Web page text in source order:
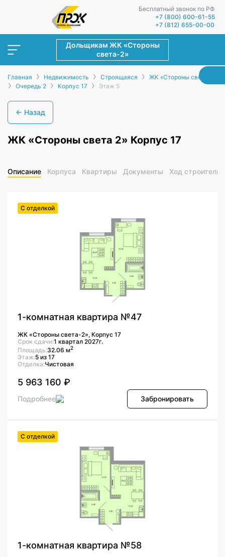
Бесплатный звонок по РФ
+7 (800) 600-61-55
+7 (812) 655-00-00
Дольщикам ЖК «Стороны
света-2»
Главная › Недвижимость › Строящаяся › ЖК «Стороны света-2»
› Очередь 2 › Корпус 17 › Этаж 5
← Назад
ЖК «Стороны света 2» Корпус 17
Описание Корпуса Квартиры Документы Ход
С отделкой
1-комнатная квартира №47
ЖК «Стороны света-2», Корпус 17
Срок сдачи:1 квартал 2027г.
Площадь:32.06 м2
Этаж:5 из 17
Отделка:Чистовая
5 963 160 ₽
Подробнее Забронировать
С отделкой
1-комнатная квартира №58